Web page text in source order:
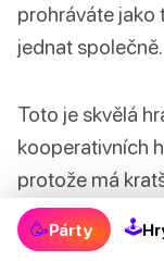
prohráváte jako
jednat společně.
Toto je skvělá
kooperativních
protože má
originál. A
mohou se do
🥳Párty 🕹